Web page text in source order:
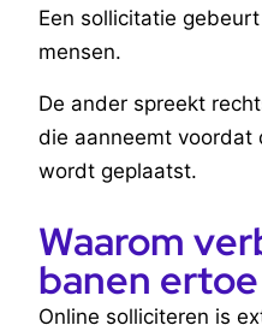
Een sollicitatie
mensen.
De ander spreekt
die aanneemt
wordt geplaatst.
Waarom
banen
Online solliciteren is